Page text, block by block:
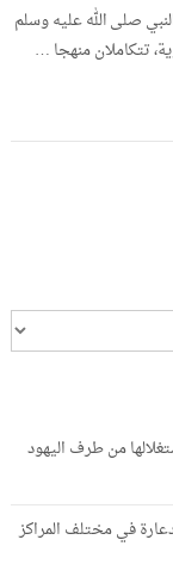
صلى الله عليه وسلم
تتكاملان منهجا …
من طرف اليهود
في مختلف المراكز